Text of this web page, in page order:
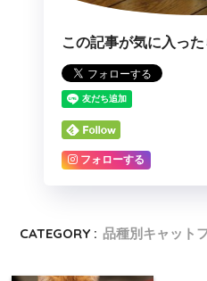
この記事が気に入っ
フォローする
CATEGORY : 品種別キャット